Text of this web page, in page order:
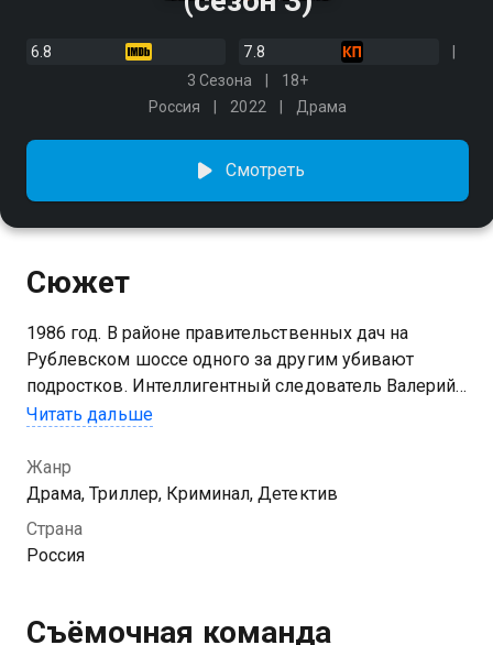
6.8
7.8
3 Сезона
18+
Россия
2022 Драма
Смотреть
Сюжет
1986 год. В районе правительственных дач на
Рублевском шоссе одного за другим убивают
подростков. Интеллигентный следователь Валерий
Козырев, его дерзкий напарник из Ростова Евгений
Добровольская начинают расследование, даже не
подозревая, как сильно оно изменит судьбу
каждого из них. Единственный свидетель,
способный опознать маньяка, — школьник Игорь,
Читать дальше
Жанр
Драма, Триллер, Криминал, Детектив
Страна
Россия
Съёмочная команда